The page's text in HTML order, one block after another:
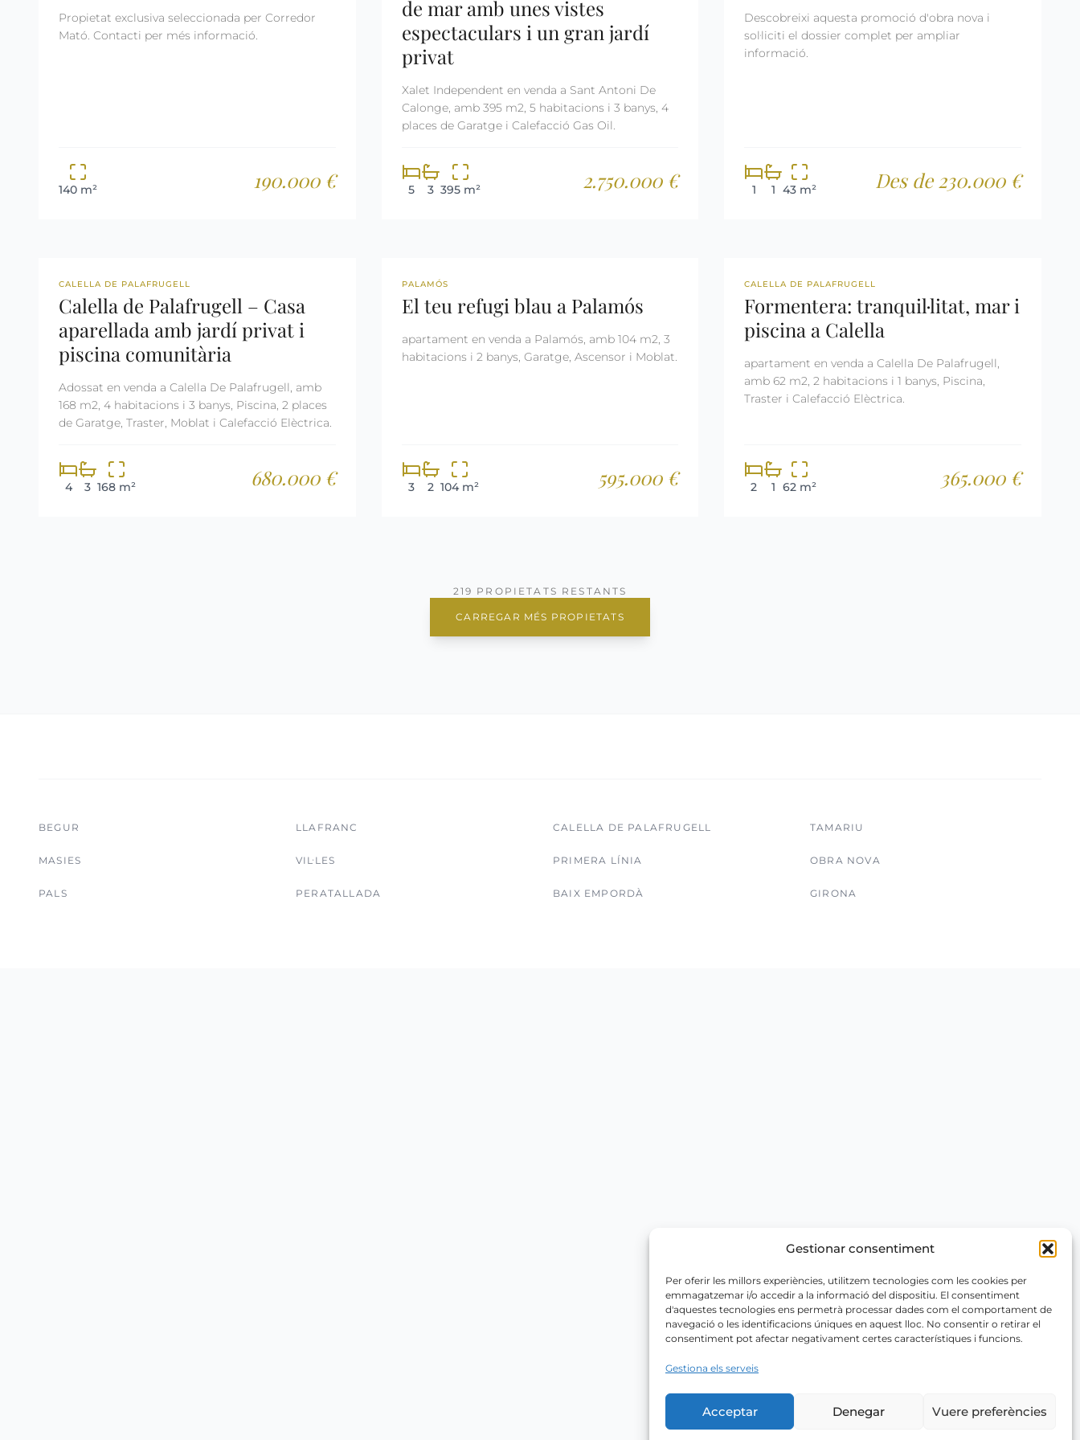
Gestionar consentiment
Per oferir les millors experiències, utilitzem tecnologies com les cookies per
emmagatzemar i/o accedir a la informació del dispositiu. El consentiment
d'aquestes tecnologies ens permetrà processar dades com el comportament de
navegació o les identificacions úniques en aquest lloc. No consentir o retirar el
consentiment pot afectar negativament certes característiques i funcions.
Gestiona els serveis
Acceptar Denegar Vuere preferències
Propietat exclusiva seleccionada per Corredor
Mató. Contacti per més informació.
140 m² 190.000 €
de mar amb unes vistes
espectaculars i un gran jardí
privat
Xalet Independent en venda a Sant Antoni De
Calonge, amb 395 m2, 5 habitacions i 3 banys, 4
places de Garatge i Calefacció Gas Oil.
5 3 395 m² 2.750.000 €
Descobreixi aquesta promoció d'obra nova i
sol·liciti el dossier complet per ampliar
informació.
1 1 43 m² Des de 230.000 €
REF: 2628 LLICÈNCIA TURÍSTICA
CALELLA DE PALAFRUGELL
Calella de Palafrugell – Casa
aparellada amb jardí privat i
piscina comunitària
Adossat en venda a Calella De Palafrugell, amb
168 m2, 4 habitacions i 3 banys, Piscina, 2 places
de Garatge, Traster, Moblat i Calefacció Elèctrica.
4 3 168 m² 680.000 €
REF: 2650
PALAMÓS
El teu refugi blau a Palamós
apartament en venda a Palamós, amb 104 m2, 3
habitacions i 2 banys, Garatge, Ascensor i Moblat.
3 2 104 m² 595.000 €
REF: 2699 LLICÈNCIA TURÍSTICA
CALELLA DE PALAFRUGELL
Formentera: tranquil·litat, mar i
piscina a Calella
apartament en venda a Calella De Palafrugell,
amb 62 m2, 2 habitacions i 1 banys, Piscina,
Traster i Calefacció Elèctrica.
2 1 62 m² 365.000 €
219 PROPIETATS RESTANTS
CARREGAR MÉS PROPIETATS
BEGUR LLAFRANC CALELLA DE PALAFRUGELL TAMARIU
MASIES VIL·LES PRIMERA LÍNIA OBRA NOVA
PALS PERATALLADA BAIX EMPORDÀ GIRONA